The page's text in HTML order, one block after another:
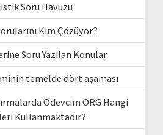
Soru Havuzu
Kim Çözüyor?
Soru Yazılan Konular
temelde dört aşaması
Ödevcim ORG Hangi
Kullanmaktadır?